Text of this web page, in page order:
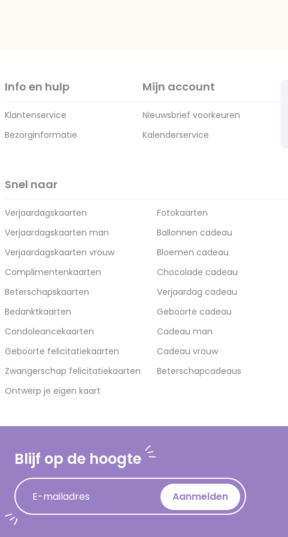
Info en hulp
Klantenservice
Bezorginformatie
Mijn account
Nieuwsbrief voorkeuren
Kalenderservice
Snel naar
Verjaardagskaarten
Verjaardagskaarten man
Verjaardagskaarten vrouw
Complimentenkaarten
Beterschapskaarten
Bedanktkaarten
Condoleancekaarten
Geboorte felicitatiekaarten
Zwangerschap felicitatiekaarten
Ontwerp je eigen kaart
Fotokaarten
Ballonnen cadeau
Bloemen cadeau
Chocolade cadeau
Verjaardag cadeau
Geboorte cadeau
Cadeau man
Cadeau vrouw
Beterschapcadeaus
Blijf op de hoogte
E-mailadres Aanmelden